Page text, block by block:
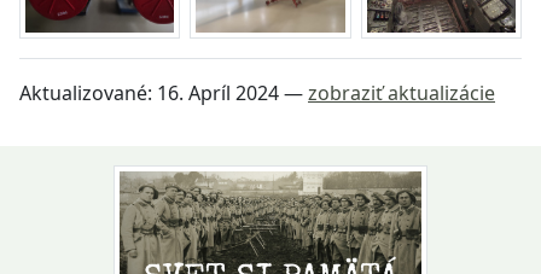
Aktualizované: 16. Apríl 2024—zobraziť aktualizácie